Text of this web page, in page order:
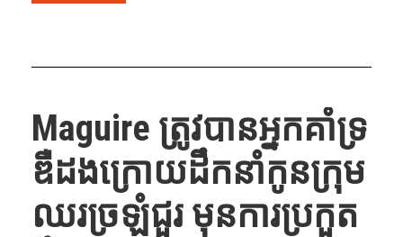
Maguire ត្រូវ​បាន​អ្នកគាំទ្រ​
ឌឺដងក្រោយ​ដឹកនាំ​កូន​ក្រុម​
ឈរ​ច្រឡំ​​ជួរ​ មុន​ការ​ប្រកួត​